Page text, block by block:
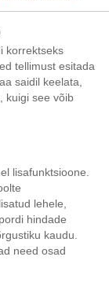
küsimus
üle
korrektseks
tellimust esitada
saidil keelata,
kuigi see võib
lisafunktsioone.
lehele,
hindade
kaudu.
need osad